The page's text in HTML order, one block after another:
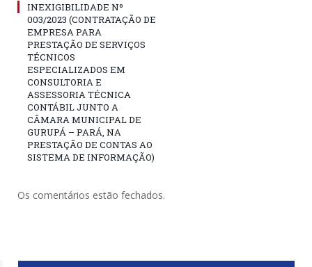
INEXIGIBILIDADE Nº
003/2023 (CONTRATAÇÃO DE
EMPRESA PARA
PRESTAÇÃO DE SERVIÇOS
TÉCNICOS
ESPECIALIZADOS EM
CONSULTORIA E
ASSESSORIA TÉCNICA
CONTÁBIL JUNTO A
CÂMARA MUNICIPAL DE
GURUPÁ – PARÁ, NA
PRESTAÇÃO DE CONTAS AO
SISTEMA DE INFORMAÇÃO)
Os comentários estão fechados.